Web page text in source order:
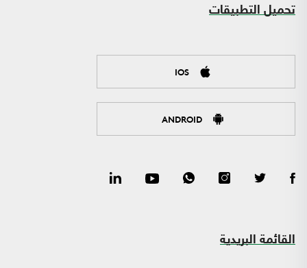
تحميل التطبيقات
IOS
ANDROID
القائمة البريدية